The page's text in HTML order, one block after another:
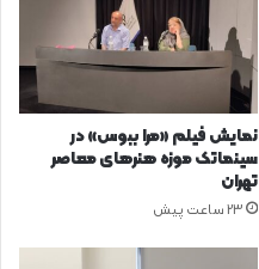
نمایش فیلم «مرا ببوس» در
سینماتک موزه هنرهای معاصر
تهران
23 ساعت پیش